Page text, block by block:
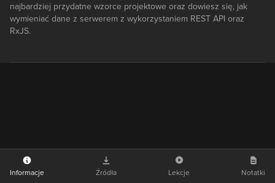
najbardziej przydatne wzorce projektowe oraz dowiesz się, jak
wymieniać dane z serwerem z wykorzystaniem REST API oraz
RxJS.
Informacje Źródła Lekcje Notatki